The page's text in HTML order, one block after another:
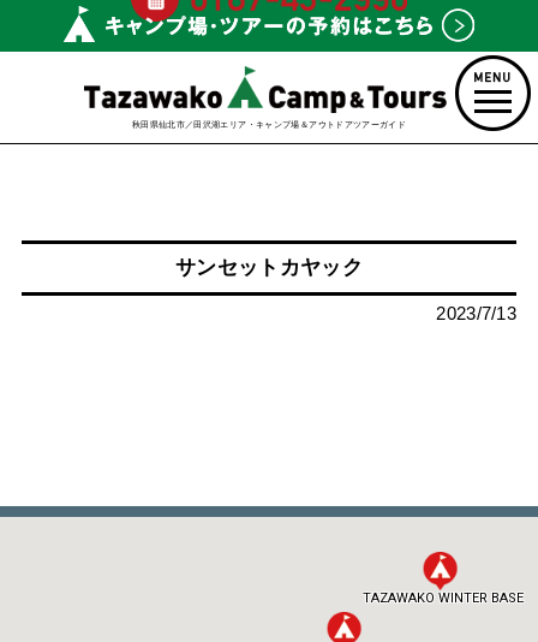
秋田県仙北市／田沢湖エリア・キャンプ場＆アウトドアツアーガイド
サンセットカヤック
2023/7/13